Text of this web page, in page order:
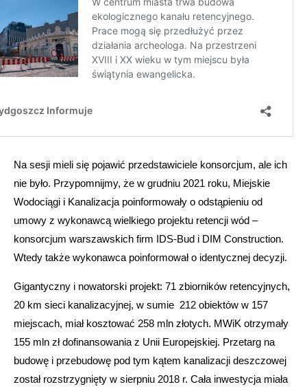
Na sesji mieli się pojawić przedstawiciele konsorcjum, ale ich
nie było. Przypomnijmy, że w grudniu 2021 roku, Miejskie
Wodociągi i Kanalizacja poinformowały o odstąpieniu od
umowy z wykonawcą wielkiego projektu retencji wód –
konsorcjum warszawskich firm IDS-Bud i DIM Construction.
Wtedy także wykonawca poinformował o identycznej decyzji.
Gigantyczny i nowatorski projekt: 71 zbiorników retencyjnych,
20 km sieci kanalizacyjnej, w sumie 212 obiektów w 157
miejscach, miał kosztować 258 mln złotych. MWiK otrzymały
155 mln zł dofinansowania z Unii Europejskiej. Przetarg na
budowę i przebudowę pod tym kątem kanalizacji deszczowej
został rozstrzygnięty w sierpniu 2018 r. Cała inwestycja miała